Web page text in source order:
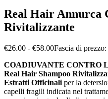
Real Hair Annurca
Rivitalizzante
€26.00 - €58.00Fascia di
COADIUVANTE CONTRO
Real Hair Shampoo
Estratti Officinali per la
capelli fragili indicata nel